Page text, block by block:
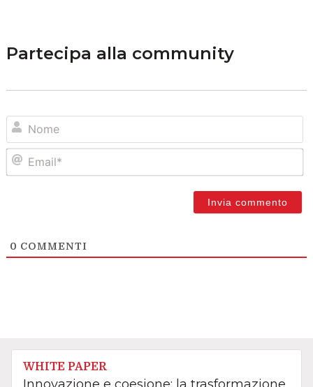
Partecipa alla community
0 COMMENTI
WHITE PAPER